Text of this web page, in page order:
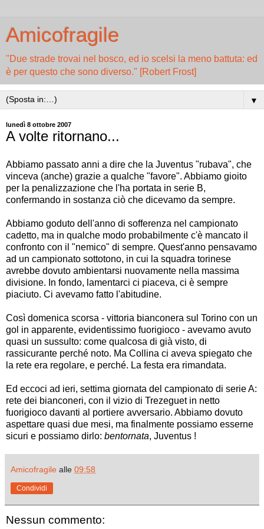
Amicofragile
"Due strade trovai nel bosco, ed io scelsi la meno battuta: ed
è per questo che sono diverso." [Robert Frost]
▼
lunedì 8 ottobre 2007
A volte ritornano...
Abbiamo passato anni a dire che la Juventus "rubava", che
vinceva (anche) grazie a qualche "favore". Abbiamo gioito
per la penalizzazione che l'ha portata in serie B,
confermando in sostanza ciò che dicevamo da sempre.
Abbiamo goduto dell'anno di sofferenza nel campionato
cadetto, ma in qualche modo probabilmente c'è mancato il
confronto con il "nemico" di sempre. Quest'anno pensavamo
ad un campionato sottotono, in cui la squadra torinese
avrebbe dovuto ambientarsi nuovamente nella massima
divisione. In fondo, lamentarci ci piaceva, ci è sempre
piaciuto. Ci avevamo fatto l'abitudine.
Così domenica scorsa - vittoria bianconera sul Torino con un
gol in apparente, evidentissimo fuorigioco - avevamo avuto
quasi un sussulto: come qualcosa di già visto, di
rassicurante perché noto. Ma Collina ci aveva spiegato che
la rete era regolare, e perché. La festa era rimandata.
Ed eccoci ad ieri, settima giornata del campionato di serie A:
rete dei bianconeri, con il vizio di Trezeguet in netto
fuorigioco davanti al portiere avversario. Abbiamo dovuto
aspettare quasi due mesi, ma finalmente possiamo esserne
sicuri e possiamo dirlo: bentornata, Juventus !
Amicofragile alle 09:58
Condividi
Nessun commento: